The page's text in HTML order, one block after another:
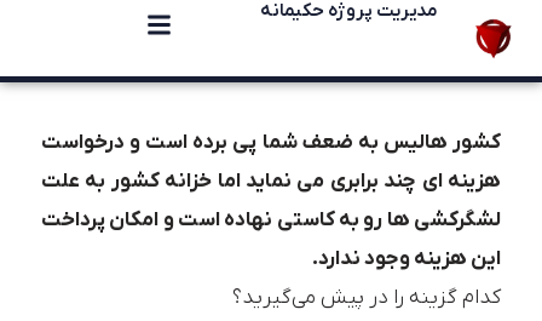
مدیریت پروژه حکیمانه
کشور هالیس به ضعف شما پی برده است و درخواست
هزینه ای چند برابری می نماید اما خزانه کشور به علت
لشگرکشی ها رو به کاستی نهاده است و امکان پرداخت
این هزینه وجود ندارد.
کدام گزینه را در پیش می‌گیرید؟